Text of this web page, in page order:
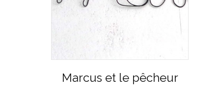
Marcus et le pêcheur